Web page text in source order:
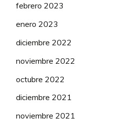
febrero 2023
enero 2023
diciembre 2022
noviembre 2022
octubre 2022
diciembre 2021
noviembre 2021